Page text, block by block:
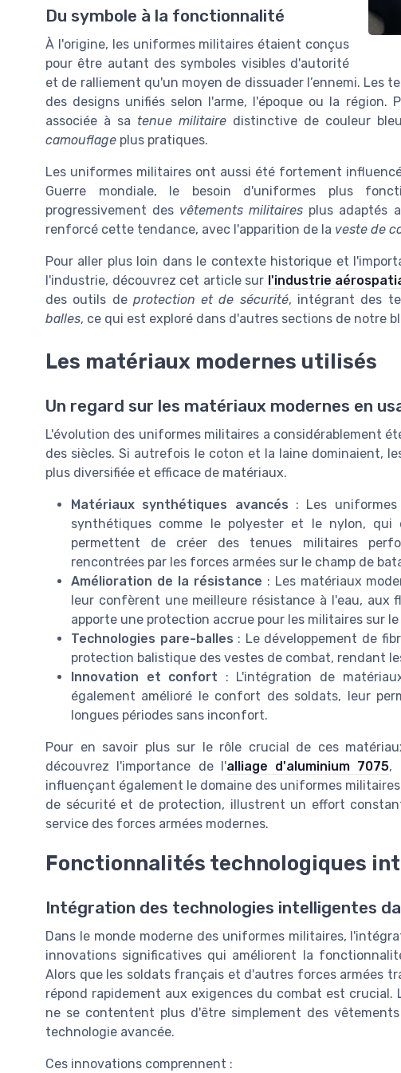
Du symbole à la fonctionnalité
À l'origine, les uniformes militaires étaient conçus
pour être autant des symboles visibles d'autorité
et de ralliement qu'un moyen de dissuader l’ennemi. Les
des designs unifiés selon l'arme, l'époque ou la région.
associée à sa tenue militaire distinctive de couleur
camouflage plus pratiques.
Les uniformes militaires ont aussi été fortement
Guerre mondiale, le besoin d'uniformes plus
progressivement des vêtements militaires plus adaptés
renforcé cette tendance, avec l'apparition de la veste de
Pour aller plus loin dans le contexte historique et
l'industrie, découvrez cet article sur l'industrie
des outils de protection et de sécurité, intégrant des
balles, ce qui est exploré dans d'autres sections de notre
Les matériaux modernes utilisés
Un regard sur les matériaux modernes en
L'évolution des uniformes militaires a considérablement
des siècles. Si autrefois le coton et la laine dominaient,
plus diversifiée et efficace de matériaux.
Matériaux synthétiques avancés : Les
synthétiques comme le polyester et le nylon, qui
permettent de créer des tenues militaires
rencontrées par les forces armées sur le champ de
Amélioration de la résistance : Les matériaux
leur confèrent une meilleure résistance à l'eau, aux
apporte une protection accrue pour les militaires sur
Technologies pare-balles : Le développement de
protection balistique des vestes de combat, rendant
Innovation et confort : L'intégration de
également amélioré le confort des soldats, leur
longues périodes sans inconfort.
Pour en savoir plus sur le rôle crucial de ces
découvrez l'importance de l'alliage d'aluminium 7075,
influençant également le domaine des uniformes
de sécurité et de protection, illustrent un effort
service des forces armées modernes.
Fonctionnalités technologiques
Intégration des technologies intelligentes
Dans le monde moderne des uniformes militaires,
innovations significatives qui améliorent la
Alors que les soldats français et d'autres forces armées
répond rapidement aux exigences du combat est
ne se contentent plus d'être simplement des
technologie avancée.
Ces innovations comprennent :